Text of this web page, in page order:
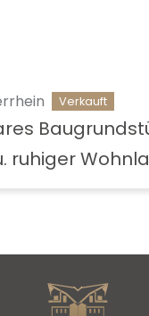
Verkauft
ruhiger